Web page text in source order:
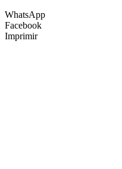
WhatsApp
Facebook
Imprimir